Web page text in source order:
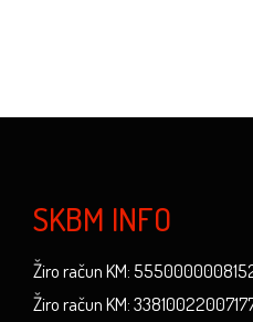
SKBM INFO
Žiro račun KM:
Žiro račun KM: